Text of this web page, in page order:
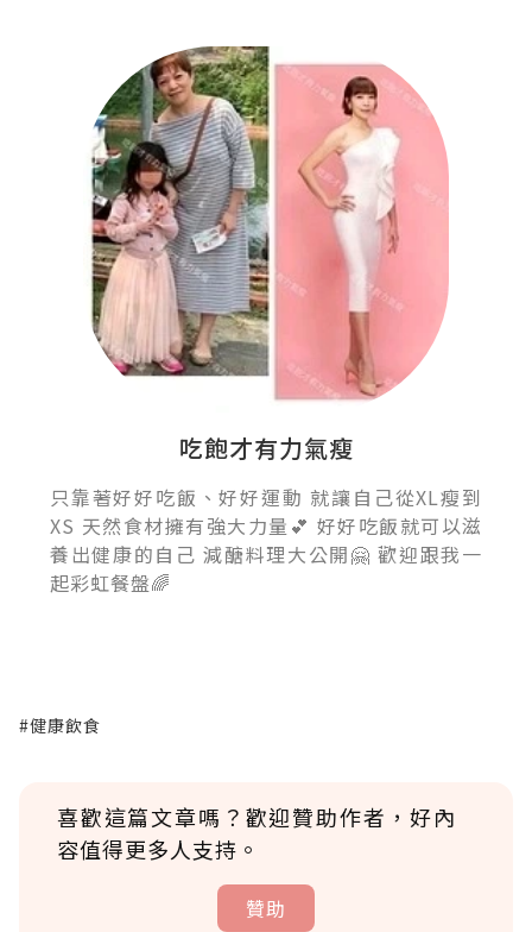
吃飽才有力氣瘦
只靠著好好吃飯、好好運動 就讓自己從XL瘦到
XS 天然食材擁有強大力量💕 好好吃飯就可以滋
養出健康的自己 減醣料理大公開🤗 歡迎跟我一
起彩虹餐盤🌈
#健康飲食
喜歡這篇文章嗎？歡迎贊助作者，好內
容值得更多人支持。
贊助